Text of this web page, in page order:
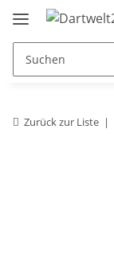
Zurück zur Liste